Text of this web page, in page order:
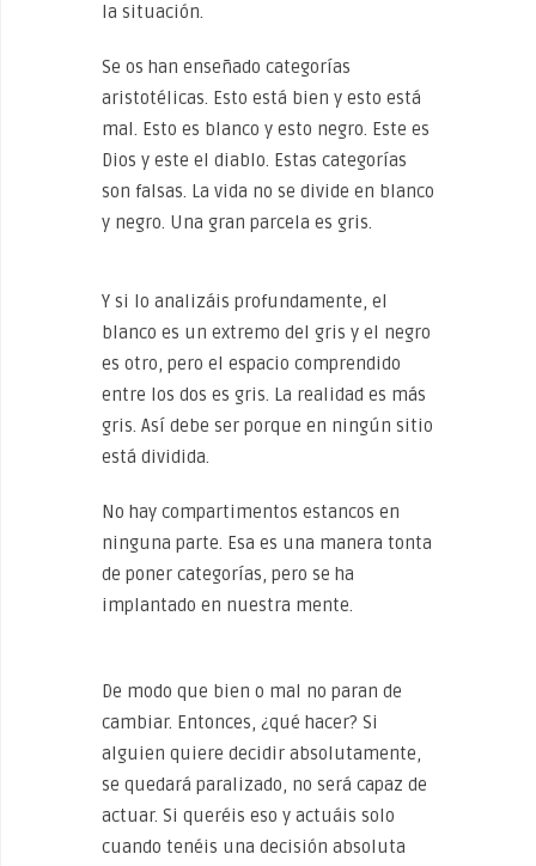
la situación.
Se os han enseñado categorías
aristotélicas. Esto está bien y esto está
mal. Esto es blanco y esto negro. Este es
Dios y este el diablo. Estas categorías
son falsas. La vida no se divide en blanco
y negro. Una gran parcela es gris.
Y si lo analizáis profundamente, el
blanco es un extremo del gris y el negro
es otro, pero el espacio comprendido
entre los dos es gris. La realidad es más
gris. Así debe ser porque en ningún sitio
está dividida.
No hay compartimentos estancos en
ninguna parte. Esa es una manera tonta
de poner categorías, pero se ha
implantado en nuestra mente.
De modo que bien o mal no paran de
cambiar. Entonces, ¿qué hacer? Si
alguien quiere decidir absolutamente,
se quedará paralizado, no será capaz de
actuar. Si queréis eso y actuáis solo
cuando tenéis una decisión absoluta